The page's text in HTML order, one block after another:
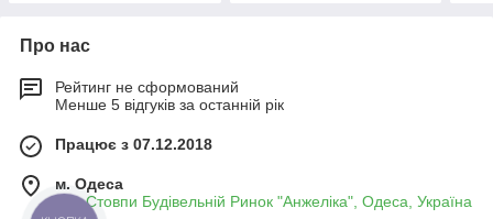
Про нас
Рейтинг не сформований
Менше 5 відгуків за останній рік
Працює з 07.12.2018
м. Одеса
Два Стовпи Будівельній Ринок "Анжеліка", Одеса, Україна